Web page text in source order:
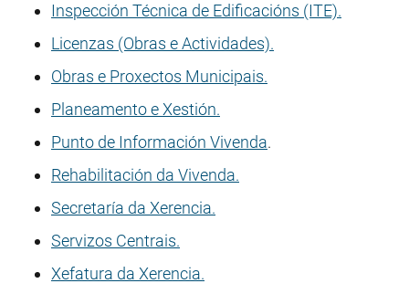
Inspección Técnica de Edificacións (ITE).
Licenzas (Obras e Actividades).
Obras e Proxectos Municipais.
Planeamento e Xestión.
Punto de Información Vivenda.
Rehabilitación da Vivenda.
Secretaría da Xerencia.
Servizos Centrais.
Xefatura da Xerencia.